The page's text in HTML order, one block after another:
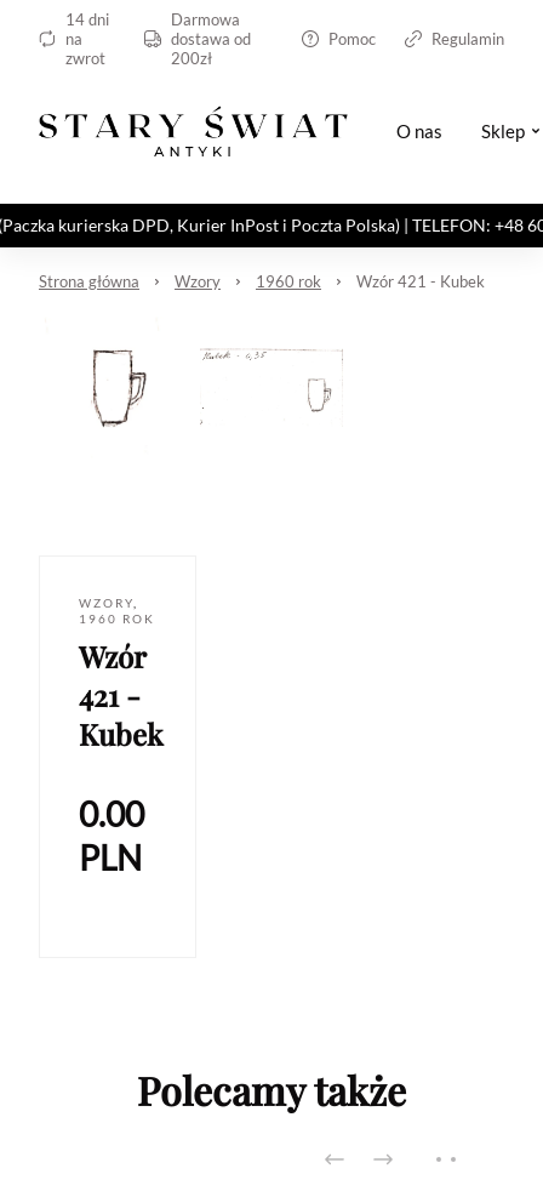
14 dni
na
zwrot
Darmowa
dostawa od
200zł
Pomoc Regulamin
O nas Sklep
kurierska DPD, Kurier InPost i Poczta Polska) | TELEFON: +48
Strona główna Wzory 1960 rok Wzór 421 - Kubek
WZORY
1960 ROK
Wzór
421 -
Kubek
0.00
PLN
Polecamy także